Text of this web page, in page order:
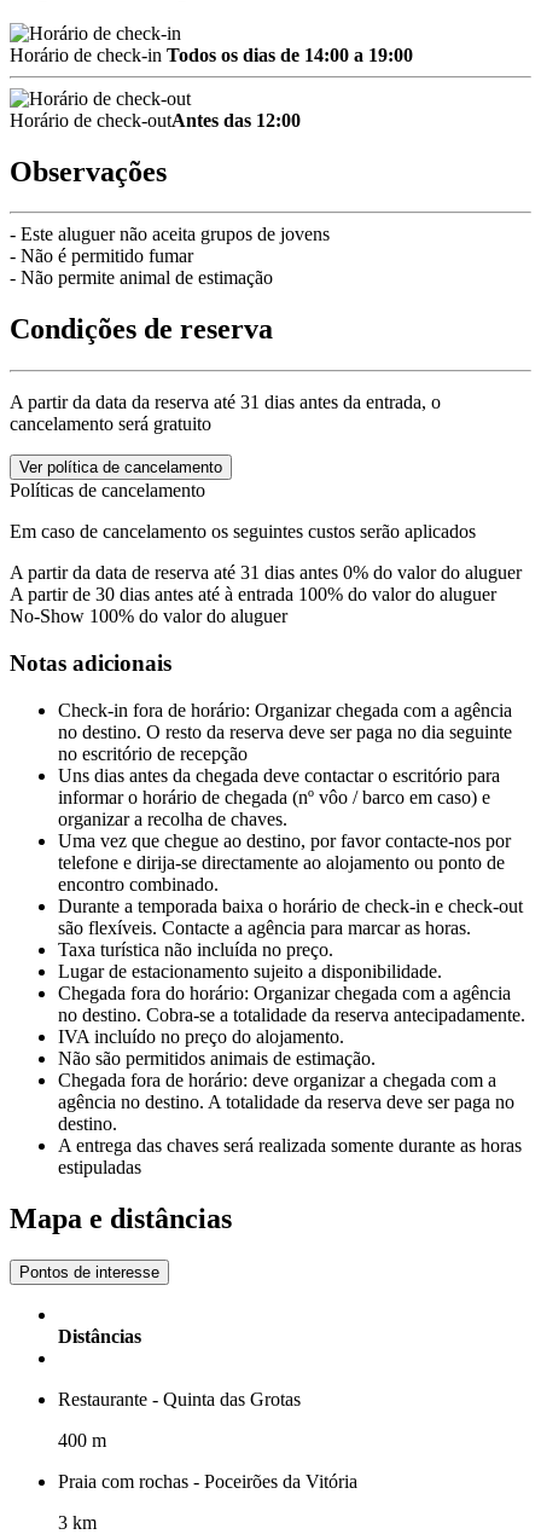
Horário de check-in Todos os dias de 14:00 a 19:00
Horário de check-outAntes das 12:00
Observações
- Este aluguer não aceita grupos de jovens
- Não é permitido fumar
- Não permite animal de estimação
Condições de reserva
A partir da data da reserva até 31 dias antes da entrada, o
cancelamento será gratuito
Ver política de cancelamento
Políticas de cancelamento
Em caso de cancelamento os seguintes custos serão aplicados
A partir da data de reserva até 31 dias antes 0% do valor do aluguer
A partir de 30 dias antes até à entrada 100% do valor do aluguer
No-Show 100% do valor do aluguer
Notas adicionais
Check-in fora de horário: Organizar chegada com a agência
no destino. O resto da reserva deve ser paga no dia seguinte
no escritório de recepção
Uns dias antes da chegada deve contactar o escritório para
informar o horário de chegada (nº vôo / barco em caso) e
organizar a recolha de chaves.
Uma vez que chegue ao destino, por favor contacte-nos por
telefone e dirija-se directamente ao alojamento ou ponto de
encontro combinado.
Durante a temporada baixa o horário de check-in e check-out
são flexíveis. Contacte a agência para marcar as horas.
Taxa turística não incluída no preço.
Lugar de estacionamento sujeito a disponibilidade.
Chegada fora do horário: Organizar chegada com a agência
no destino. Cobra-se a totalidade da reserva antecipadamente.
IVA incluído no preço do alojamento.
Não são permitidos animais de estimação.
Chegada fora de horário: deve organizar a chegada com a
agência no destino. A totalidade da reserva deve ser paga no
destino.
A entrega das chaves será realizada somente durante as horas
estipuladas
Mapa e distâncias
Pontos de interesse
Distâncias
Restaurante - Quinta das Grotas
400 m
Praia com rochas - Poceirões da Vitória
3 km